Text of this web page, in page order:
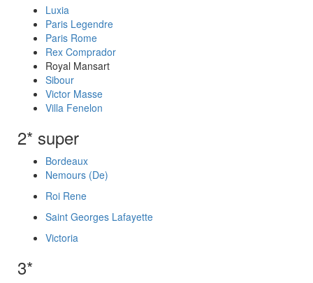
Luxia
Paris Legendre
Paris Rome
Rex Comprador
Royal Mansart
Sibour
Victor Masse
Villa Fenelon
2* super
Bordeaux
Nemours (De)
Roi Rene
Saint Georges Lafayette
Victoria
3*